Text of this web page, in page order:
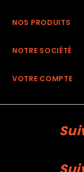
NOS PRODUITS
NOTRE SOCIÉTÉ
VOTRE COMPTE